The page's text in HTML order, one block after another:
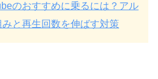
のおすすめに乗るには？アル
みと再生回数を伸ばす対策